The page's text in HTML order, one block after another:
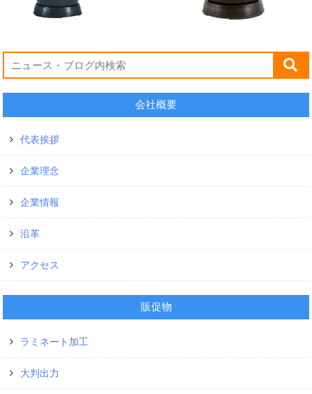
会社概要
代表挨拶
企業理念
企業情報
沿革
アクセス
販促物
ラミネート加工
大判出力